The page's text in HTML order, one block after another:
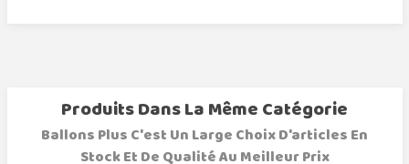
Produits Dans La Même Catégorie
Ballons Plus C'est Un Large Choix D'articles En
Stock Et De Qualité Au Meilleur Prix